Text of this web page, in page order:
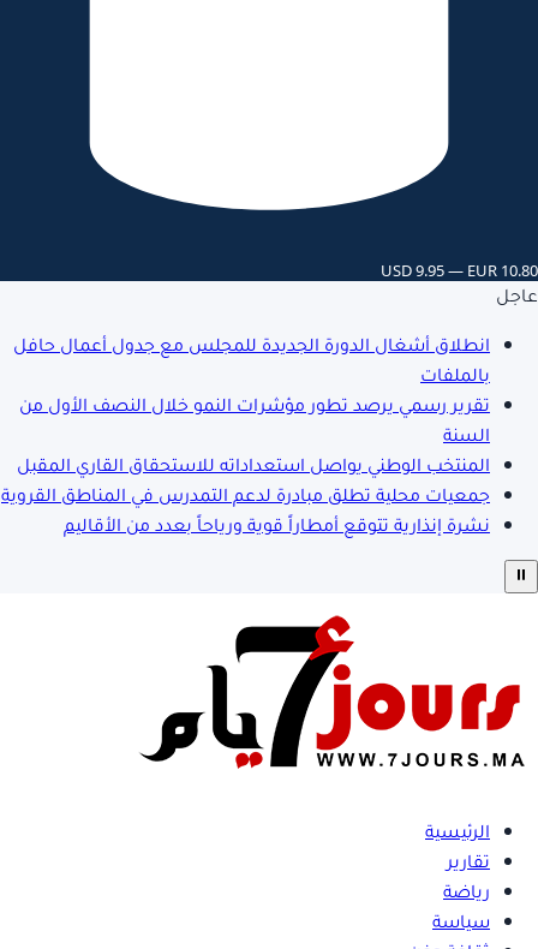
USD 9.95 — EUR 10.80
عاجل
انطلاق أشغال الدورة الجديدة للمجلس مع جدول أعمال حافل
بالملفات
تقرير رسمي يرصد تطور مؤشرات النمو خلال النصف الأول من
السنة
المنتخب الوطني يواصل استعداداته للاستحقاق القاري المقبل
جمعيات محلية تطلق مبادرة لدعم التمدرس في المناطق القروية
نشرة إنذارية تتوقع أمطاراً قوية ورياحاً بعدد من الأقاليم
⏸
الرئيسية
تقارير
رياضة
سياسة